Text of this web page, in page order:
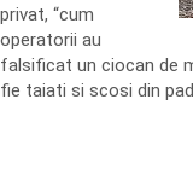
privat, “cum
operatorii au
falsificat un ciocan de
fie taiati si scosi din